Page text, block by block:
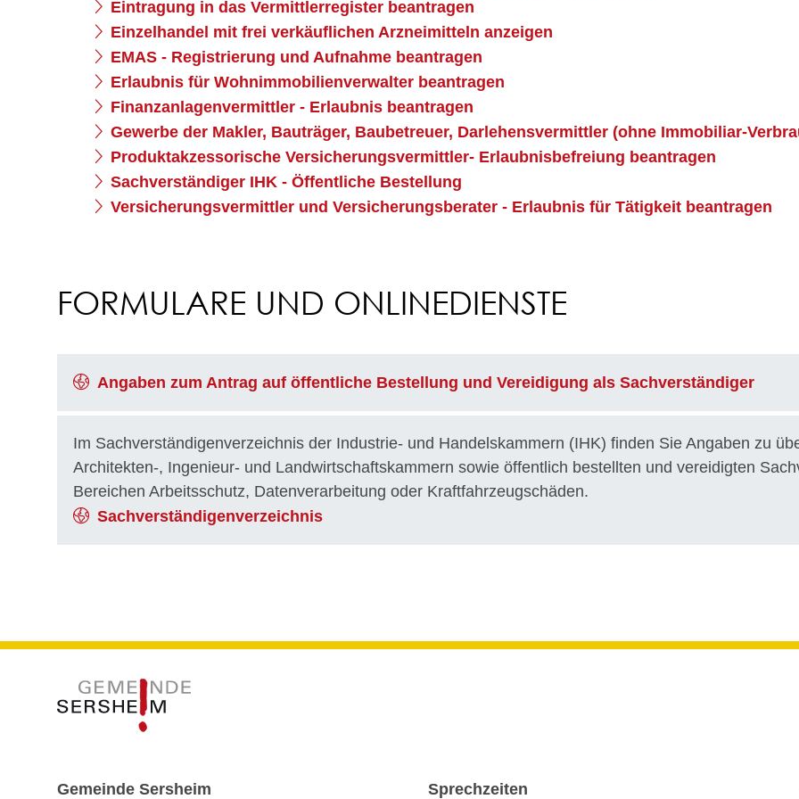
Eintragung in das Vermittlerregister beantragen
Einzelhandel mit frei verkäuflichen Arzneimitteln anzeigen
EMAS - Registrierung und Aufnahme beantragen
Erlaubnis für Wohnimmobilienverwalter beantragen
Finanzanlagenvermittler - Erlaubnis beantragen
Gewerbe der Makler, Bauträger, Baubetreuer, Darlehensvermittler (ohne Immobiliar-
Produktakzessorische Versicherungsvermittler- Erlaubnisbefreiung beantragen
Sachverständiger IHK - Öffentliche Bestellung
Versicherungsvermittler und Versicherungsberater - Erlaubnis für Tätigkeit beantragen
FORMULARE UND ONLINEDIENSTE
Angaben zum Antrag auf öffentliche Bestellung und Vereidigung als Sachverständiger
Sachverständigenverzeichnis
Im Sachverständigenverzeichnis der Industrie- und Handelskammern (IHK) finden Sie Angaben zu
Architekten-, Ingenieur- und Landwirtschaftskammern sowie öffentlich bestellten und vereidigten
Bereichen Arbeitsschutz, Datenverarbeitung oder Kraftfahrzeugschäden.
Gemeinde Sersheim Sprechzeiten